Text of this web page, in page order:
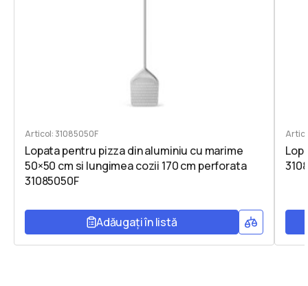
Articol: 31085050F
Lopata pentru pizza din aluminiu cu marime
50×50 cm si lungimea cozii 170 cm perforata
31085050F
Adăugați în listă